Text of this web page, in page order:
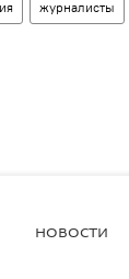
журналисты
НОВОСТИ